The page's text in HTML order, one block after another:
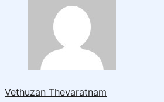
Vethuzan Thevaratnam